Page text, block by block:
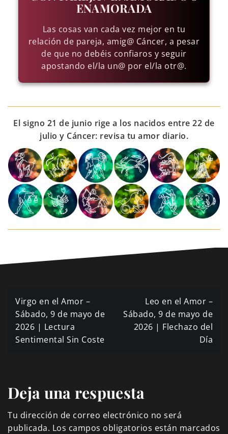
ENAMORADA
Las cosas van cada vez mejor en tu
relación de pareja, amig@ Cáncer, a pesar
de que no debéis confiaros y seguir
apostando el/la un@ por el/la otr@.
El signo 21 de junio rige a los nacidos entre 22 de
julio y Cáncer: revisa tu amor diario.
Navegación
de
entradas
Virgo en el Amor –
Sábado, 9 de mayo de
2026 | Lectura
Sentimental Sin Coste
Leo en el Amor –
Sábado, 9 de mayo de
2026 | Flechazo del
Día
Deja una respuesta
Tu dirección de correo electrónico no será
publicada. Los campos obligatorios están marcados